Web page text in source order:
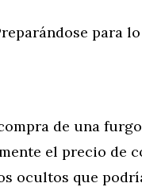
para
de una
el precio de
ocultos que